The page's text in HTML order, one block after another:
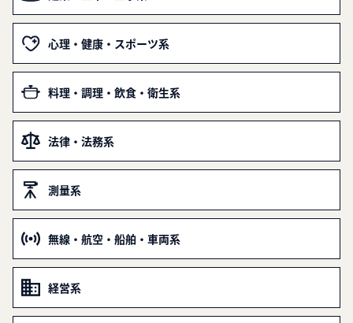
心理・健康・スポーツ系
料理・調理・飲食・衛生系
法律・法務系
測量系
無線・航空・船舶・車両系
経営系